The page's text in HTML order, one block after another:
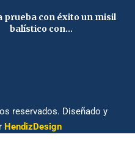
prueba con éxito un misil
balístico con...
reservados. Diseñado y
HendizDesign